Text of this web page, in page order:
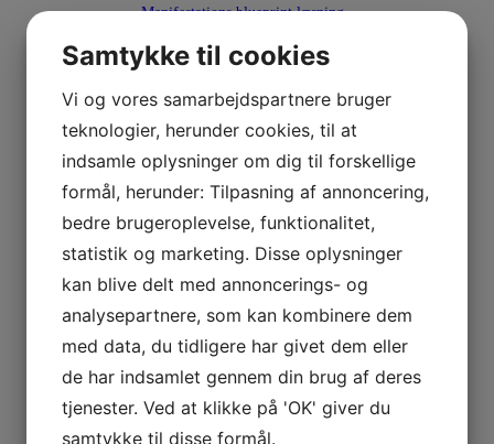
Manifestations blueprint læsning
Bolig clearing – husrensning
Relationslæsning og clearing
Situations læsning og clearing
I flow med sjælen Akasha forløb
Sjæls-alignment i praksis
Angst heling sessioner
Fra angst til frihed forløb
Åndedrætsterapi 1:1
Online åndedrætskursus
Tankefeltterapi /Tapping terapi
Følelsesforløsende Reiki healing
Japansk lifting
Krystal lifting
Japansk selv-lifting
Samtykke til cookies
Vi og vores samarbejdspartnere bruger
teknologier, herunder cookies, til at
indsamle oplysninger om dig til forskellige
formål, herunder: Tilpasning af annoncering,
bedre brugeroplevelse, funktionalitet,
statistik og marketing. Disse oplysninger
kan blive delt med annoncerings- og
analysepartnere, som kan kombinere dem
med data, du tidligere har givet dem eller
de har indsamlet gennem din brug af deres
tjenester. Ved at klikke på 'OK' giver du
samtykke til disse formål.